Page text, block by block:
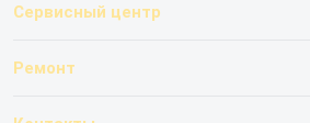
Сервисный центр
О нашем сервисе
Ремонт
ИБП